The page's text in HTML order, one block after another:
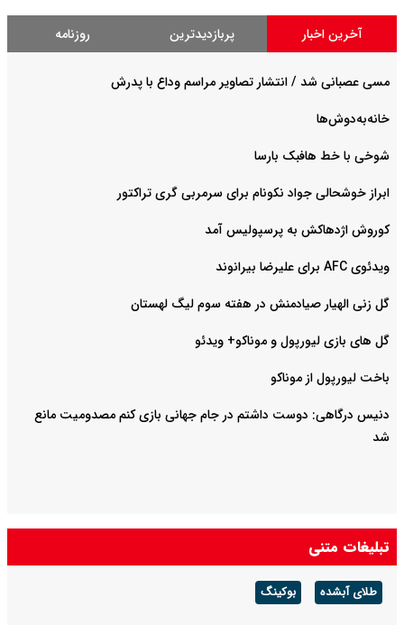
آخرین اخبار پربازدیدترین روزنامه
مسی عصبانی شد / انتشار تصاویر مراسم وداع با پدرش
خانه‌به‌دوش‌ها
شوخی با خط هافبک بارسا
ابراز خوشحالی جواد نکونام برای سرمربی گری تراکتور
کوروش اژدهاکش به پرسپولیس آمد
ویدئوی AFC برای علیرضا بیرانوند
گل زنی الهیار صیادمنش در هفته سوم لیگ لهستان
گل های بازی لیورپول و موناکو+ ویدئو
باخت لیورپول از موناکو
دنیس درگاهی: دوست داشتم در جام جهانی بازی کنم مصدومیت مانع
شد
تبلیغات متنی
طلای آبشده بوکینگ